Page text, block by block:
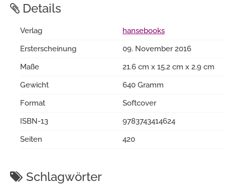
Details
Verlag
hansebooks
Ersterscheinung
09. November 2016
Maße
21.6 cm x 15.2 cm x 2.9 cm
Gewicht
640 Gramm
Format
Softcover
ISBN-13
9783743414624
Seiten
420
Schlagwörter